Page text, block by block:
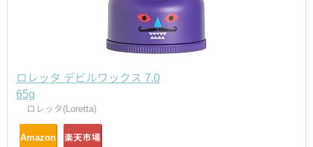
ロレッタ デビルワックス 7.0
65g
ロレッタ(Loretta)
Amazon 楽天市場